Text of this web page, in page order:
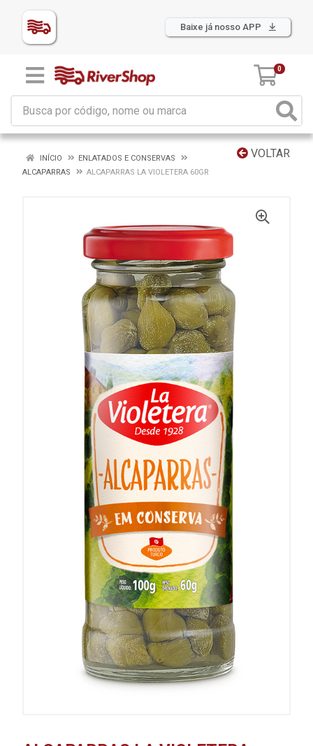
Baixe já nosso APP
0
VOLTAR
INÍCIO
ENLATADOS E CONSERVAS
ALCAPARRAS
ALCAPARRAS LA VIOLETERA 60GR